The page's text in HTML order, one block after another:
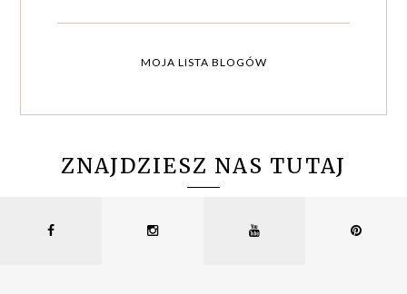
MOJA LISTA BLOGÓW
ZNAJDZIESZ NAS TUTAJ